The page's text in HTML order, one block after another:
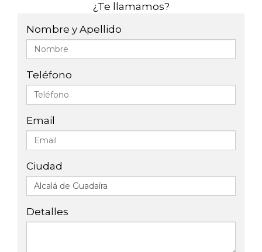
¿Te llamamos?
Nombre y Apellido
Teléfono
Email
Ciudad
Detalles